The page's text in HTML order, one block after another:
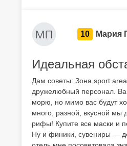
10 Мария
Идеальная
Дам советы: Зона sport
дружелюбный персонал.
морю, но мимо вас будут
много, разной, вкусной
рифы! Купите все маски и
Ну и финики, сувениры —